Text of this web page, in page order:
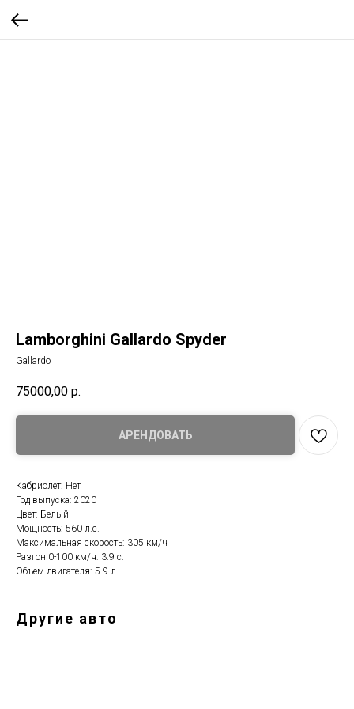
Lamborghini Gallardo Spyder
Gallardo
75000,00 р.
АРЕНДОВАТЬ
Кабриолет: Нет
Год выпуска: 2020
Цвет: Белый
Мощность: 560 л.с.
Максимальная скорость: 305 км/ч
Разгон 0-100 км/ч: 3.9 с.
Объем двигателя: 5.9 л.
Другие авто